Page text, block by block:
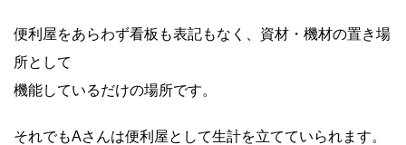
便利屋をあらわず看板も表記もなく、資材・機材の置き場
所として
機能しているだけの場所です。
それでもAさんは便利屋として生計を立てていられます。